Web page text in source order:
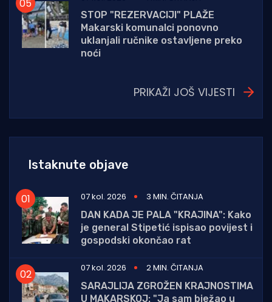
STOP "REZERVACIJI" PLAŽE
Makarski komunalci ponovno
uklanjali ručnike ostavljene preko
noći
PRIKAŽI JOŠ VIJESTI
Istaknute objave
07 kol. 2026
3 MIN. ČITANJA
DAN KADA JE PALA "KRAJINA": Kako
je general Stipetić ispisao povijest i
gospodski okončao rat
07 kol. 2026
2 MIN. ČITANJA
SARAJLIJA ZGROŽEN KRAJNOSTIMA
U MAKARSKOJ: "Ja sam bježao u